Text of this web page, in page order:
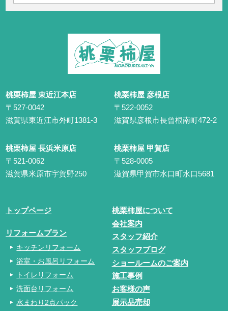
桃栗柿屋 東近江本店
〒527-0042
滋賀県東近江市外町1381-3
桃栗柿屋 彦根店
〒522-0052
滋賀県彦根市長曾根南町472-2
桃栗柿屋 長浜米原店
〒521-0062
滋賀県米原市宇賀野250
桃栗柿屋 甲賀店
〒528-0005
滋賀県甲賀市水口町水口5681
トップページ
リフォームプラン
キッチンリフォーム
浴室・お風呂リフォーム
トイレリフォーム
洗面台リフォーム
水まわり2点パック
桃栗柿屋について
会社案内
スタッフ紹介
スタッフブログ
ショールームのご案内
施工事例
お客様の声
展示品売却